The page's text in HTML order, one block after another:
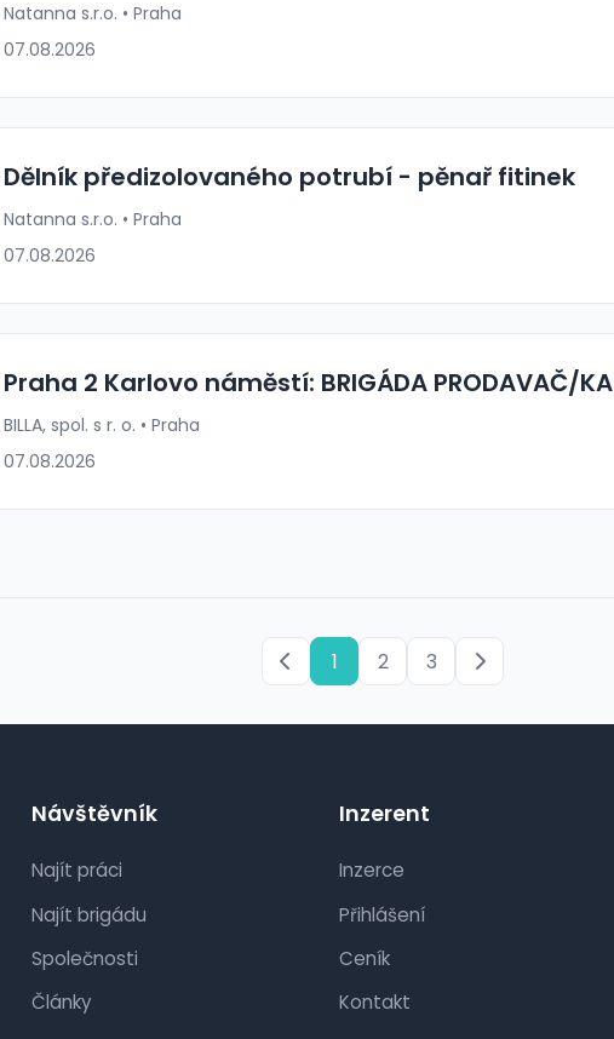
Natanna s.r.o. • Praha
07.08.2026
Dělník předizolovaného potrubí - pěnař fitinek
Natanna s.r.o. • Praha
07.08.2026
Praha 2 Karlovo náměstí: BRIGÁDA PRODAVAČ/KA
BILLA, spol. s r. o. • Praha
07.08.2026
1 2 3
Návštěvník
Najít práci
Najít brigádu
Společnosti
Články
Inzerent
Inzerce
Přihlášení
Ceník
Kontakt